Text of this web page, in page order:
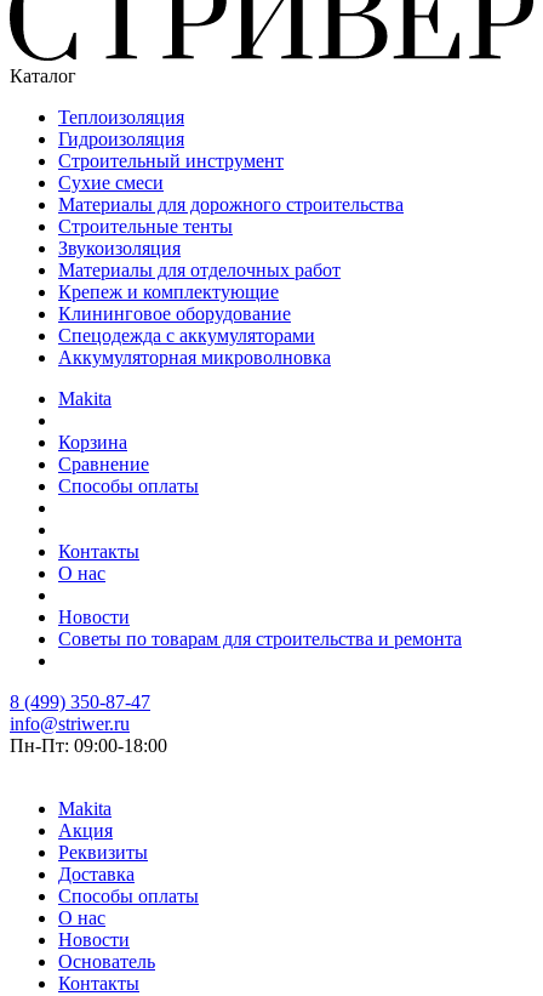
Каталог
Теплоизоляция
Гидроизоляция
Строительный инструмент
Сухие смеси
Материалы для дорожного строительства
Строительные тенты
Звукоизоляция
Материалы для отделочных работ
Крепеж и комплектующие
Клининговое оборудование
Спецодежда с аккумуляторами
Аккумуляторная микроволновка
Makita
Корзина
Сравнение
Способы оплаты
Контакты
О нас
Новости
Советы по товарам для строительства и ремонта
8 (499) 350-87-47
info@striwer.ru
Пн-Пт: 09:00-18:00
Makita
Акция
Реквизиты
Доставка
Способы оплаты
О нас
Новости
Основатель
Контакты